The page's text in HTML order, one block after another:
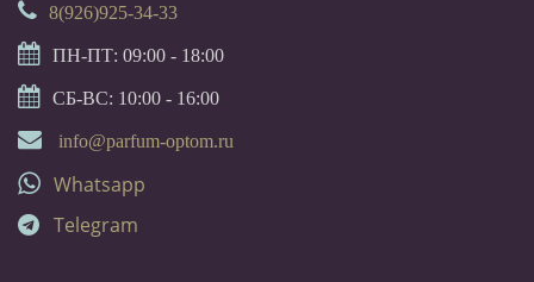
8(926)925-34-33
ПН-ПТ: 09:00 - 18:00
СБ-ВС: 10:00 - 16:00
info@parfum-optom.ru
Whatsapp
Telegram